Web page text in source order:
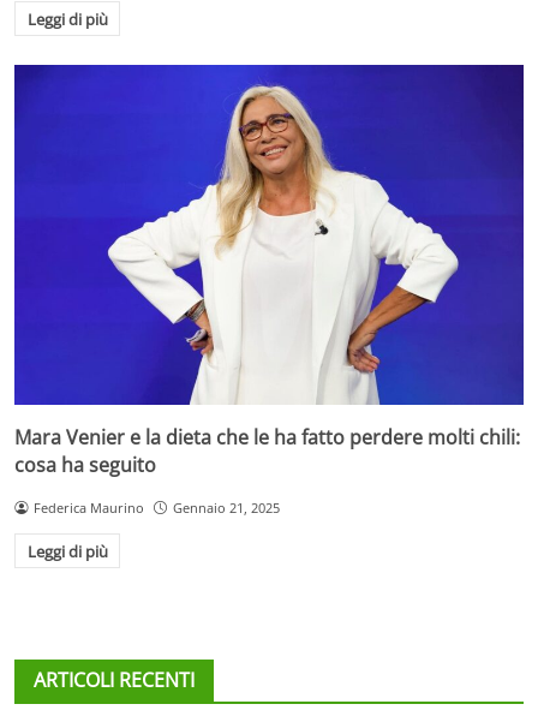
Leggi di più
Mara Venier e la dieta che le ha fatto perdere molti chili:
cosa ha seguito
Federica Maurino Gennaio 21, 2025
Leggi di più
ARTICOLI RECENTI